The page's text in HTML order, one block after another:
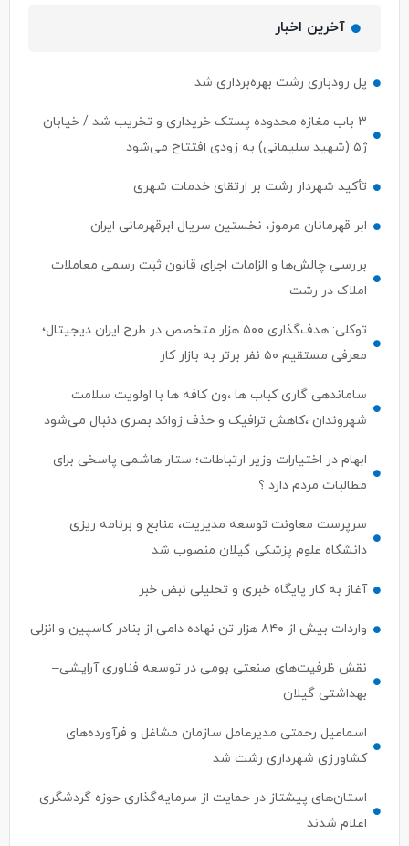
آخرین اخبار
پل رودباری رشت بهره‌برداری شد
۳ باب مغازه محدوده پستک خریداری و تخریب شد / خیابان
ژ۵ (شهید سلیمانی) به زودی افتتاح می‌شود
تأکید شهردار رشت بر ارتقای خدمات شهری
ابر قهرمانان مرموز، نخستین سریال ابرقهرمانی ایران
بررسی چالش‌ها و الزامات اجرای قانون ثبت رسمی معاملات
املاک در رشت
توکلی: هدف‌گذاری ۵۰۰ هزار متخصص در طرح ایران دیجیتال؛
معرفی مستقیم ۵۰ نفر برتر به بازار کار
ساماندهی گاری کباب ها ،ون کافه ها با اولویت سلامت
شهروندان ،کاهش ترافیک و حذف زوائد بصری دنبال می‌شود
ابهام در اختیارات وزیر ارتباطات؛ ستار هاشمی پاسخی برای
مطالبات مردم دارد ؟
سرپرست معاونت توسعه مدیریت، منابع و برنامه ریزی
دانشگاه علوم پزشکی گیلان منصوب شد
آغاز به کار پایگاه خبری و تحلیلی نبض خبر
واردات بیش از ۸۴۰ هزار تن نهاده دامی از بنادر كاسپین و انزلی
نقش ظرفیت‌های صنعتی بومی در توسعه فناوری آرایشی–
بهداشتی گیلان
اسماعیل رحمتی مدیرعامل سازمان مشاغل و فرآورده‌های
کشاورزی شهرداری رشت شد
استان‌های پیشتاز در حمایت از سرمایه‌گذاری حوزه گردشگری
اعلام شدند